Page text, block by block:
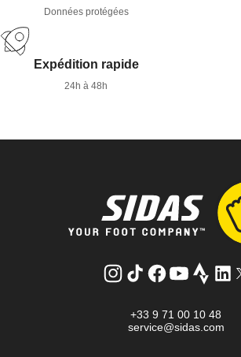
Données protégées
Expédition rapide
24h à 48h
Instagram
Tik
Facebook
YouTube
Strava
+33 9 71 00 10 48
service@sidas.com